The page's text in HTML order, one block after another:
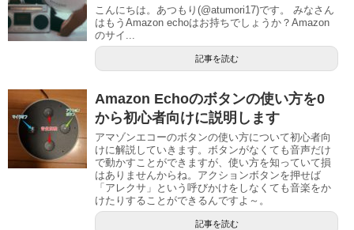
こんにちは。あつもり(@atumori17)です。 みなさん
はもうAmazon echoはお持ちでしょうか？Amazon
のサイ...
記事を読む
Amazon Echoのボタンの使い方を0
から初心者向けに説明します
アマゾンエコーのボタンの使い方について初心者向
けに解説していきます。ボタンがなくても音声だけ
で動かすことができますが、使い方を知っていて損
はありませんからね。アクションボタンを押せば
「アレクサ」という呼びかけをしなくても音楽をか
けたりすることができるんですよ～。
記事を読む